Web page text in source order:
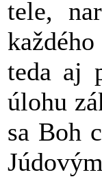
tele,
teda aj
úlohu
sa Boh